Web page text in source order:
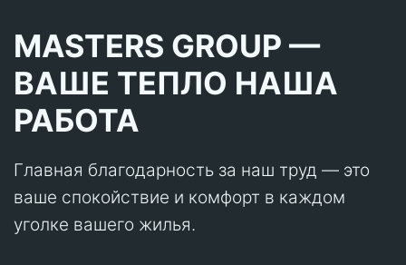
MASTERS GROUP —
ВАШЕ ТЕПЛО НАША
РАБОТА
Главная благодарность за наш труд — это
ваше спокойствие и комфорт в каждом
уголке вашего жилья.